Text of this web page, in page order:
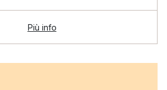
Più info